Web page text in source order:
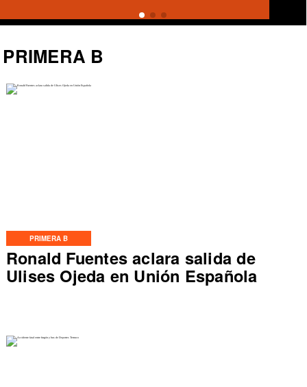
PRIMERA B
Ronald Fuentes aclara salida de
Ulises Ojeda en Unión Española
PRIMERA B